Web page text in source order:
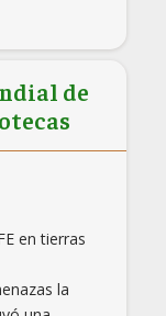
de
en tierras
la